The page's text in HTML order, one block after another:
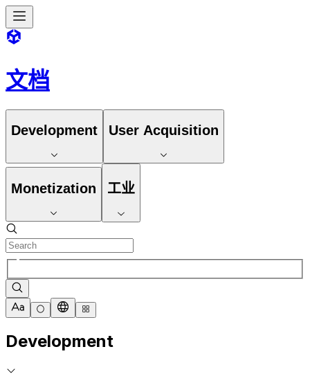
文档
Development User Acquisition
Monetization 工业
Development